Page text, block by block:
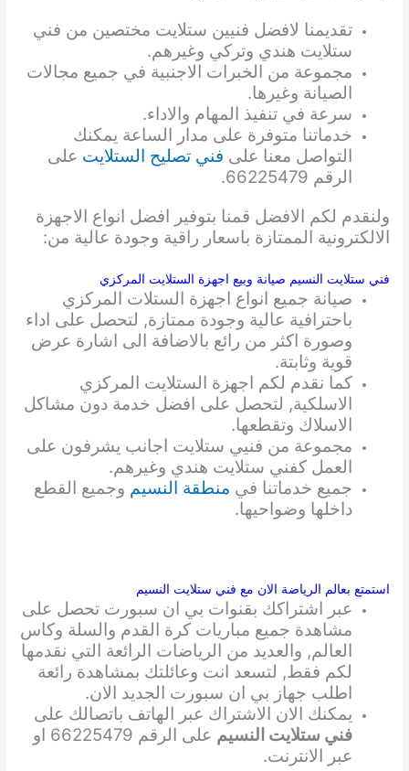
تقديمنا لافضل فنيين ستلايت مختصين من فني
ستلايت هندي وتركي وغيرهم.
مجموعة من الخبرات الاجنبية في جميع مجالات
الصيانة وغيرها.
سرعة في تنفيذ المهام والاداء.
خدماتنا متوفرة على مدار الساعة يمكنك
التواصل معنا على فني تصليح الستلايت على
الرقم 66225479.
ولنقدم لكم الافضل قمنا بتوفير افضل انواع الاجهزة
الالكترونية الممتازة باسعار راقية وجودة عالية من:
فني ستلايت النسيم صيانة وبيع اجهزة الستلايت المركزي
صيانة جميع انواع اجهزة الستلات المركزي
باحترافية عالية وجودة ممتازة, لتحصل على اداء
وصورة اكثر من رائع بالاضافة الى اشارة عرض
قوية وثابتة.
كما نقدم لكم اجهزة الستلايت المركزي
الاسلكية, لتحصل على افضل خدمة دون مشاكل
الاسلاك وتقطعها.
مجموعة من فنيي ستلايت اجانب يشرفون على
العمل كفني ستلايت هندي وغيرهم.
جميع خدماتنا في منطقة النسيم وجميع القطع
داخلها وضواحيها.
استمتع بعالم الرياضة الان مع فني ستلايت النسيم
عبر اشتراكك بقنوات بي ان سبورت تحصل على
مشاهدة جميع مباريات كرة القدم والسلة وكاس
العالم, والعديد من الرياضات الرائعة التي نقدمها
لكم فقط, لتسعد انت وعائلتك بمشاهدة رائعة
اطلب جهاز بي ان سبورت الجديد الان.
يمكنك الان الاشتراك عبر الهاتف باتصالك على
فني ستلايت النسيم
على الرقم 66225479 او
عبر الانترنت.